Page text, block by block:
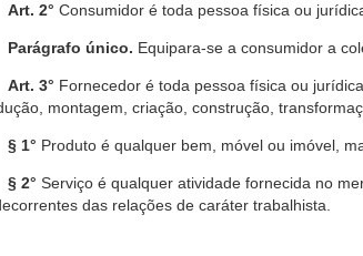
Art. 2° Consumidor é toda pessoa física ou
Parágrafo único. Equipara-se a consumidor a
Art. 3° Fornecedor é toda pessoa física ou
montagem, criação, construção,
§ 1° Produto é qualquer bem, móvel ou imóvel,
§ 2° Serviço é qualquer atividade fornecida no
das relações de caráter trabalhista.